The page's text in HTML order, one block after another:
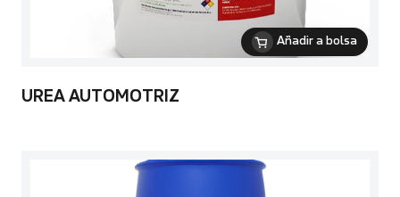
Añadir a bolsa
UREA AUTOMOTRIZ